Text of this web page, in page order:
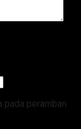
pada peramban